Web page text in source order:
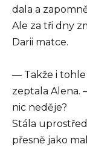
dala a
Ale za tři dny
Darii matce.
— Takže i
zeptala Alena.
nic neděje?
Stála
přesně jako